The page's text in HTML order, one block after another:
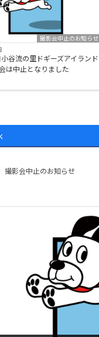
撮影会中止のお知らせ
谷流の里ドギーズアイランド
は中止となりました
撮影会中止のお知らせ